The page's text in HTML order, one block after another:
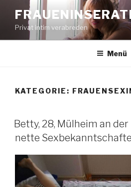
Inhalt
springen
Privat intim verabreden
Menü
KATEGORIE:
Betty, 28, Mülheim an der
nette